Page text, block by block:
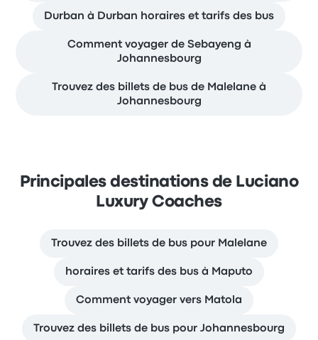
Durban à Durban horaires et tarifs des bus
Comment voyager de Sebayeng à
Johannesbourg
Trouvez des billets de bus de Malelane à
Johannesbourg
Principales destinations de Luciano
Luxury Coaches
Trouvez des billets de bus pour Malelane
horaires et tarifs des bus à Maputo
Comment voyager vers Matola
Trouvez des billets de bus pour Johannesbourg